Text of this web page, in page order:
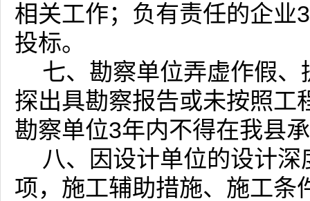
相关工作；负有责任的企业
投标。
七、勘察单位弄虚作假
探出具勘察报告或未按照工
勘察单位3年内不得在我县
八、因设计单位的设计
项，施工辅助措施、施工条